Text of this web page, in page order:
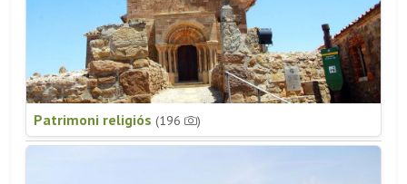
Patrimoni religiós (196 )